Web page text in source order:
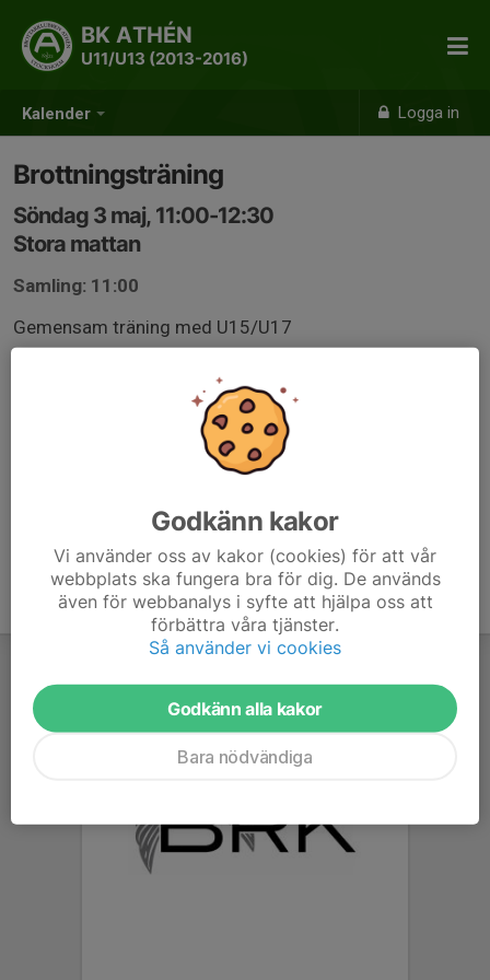
Kalender Logga in
BK ATHÉN
U11/U13 (2013-2016)
Brottningsträning
Söndag 3 maj, 11:00-12:30
Stora mattan
Samling: 11:00
Gemensam träning med U15/U17
Godkänn kakor
Vi använder oss av kakor (cookies) för att vår
webbplats ska fungera bra för dig. De används
även för webbanalys i syfte att hjälpa oss att
förbättra våra tjänster.
Så använder vi cookies
Godkänn alla kakor
Bara nödvändiga